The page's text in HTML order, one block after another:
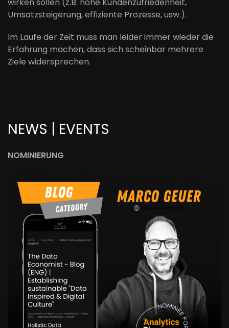
Umsatzsteigerung, effiziente Prozesse, usw.).
Im Laufe der Zeit muss man leider immer wieder die
Erfahrung machen, dass sich scheinbar mehrere
Ziele widersprechen.
NEWS | EVENTS
NOMINIERUNG